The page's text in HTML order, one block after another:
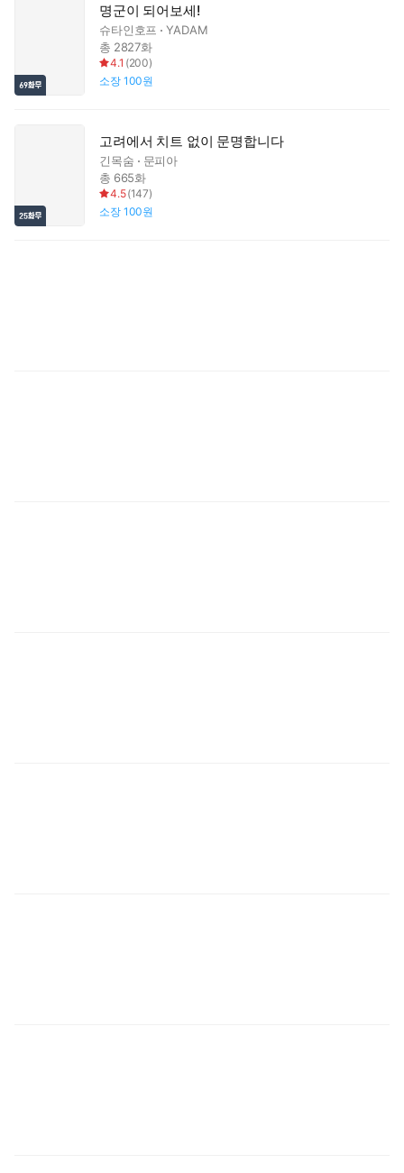
명군이 되어보세!
슈타인호프
YADAM
총 2827화
4.1 (200)
소장 100원
고려에서 치트 없이 문명합니다
긴목숨
문피아
총 665화
4.5(147)
소장 100원